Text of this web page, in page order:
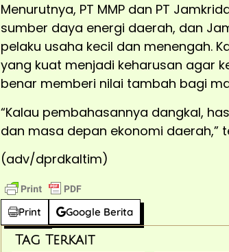
Menurutnya, PT MMP dan PT
sumber daya energi daerah, dan
pelaku usaha kecil dan menengah.
yang kuat menjadi keharusan agar
benar memberi nilai tambah bagi
“Kalau pembahasannya dangkal,
dan masa depan ekonomi daerah,”
(adv/dprdkaltim)
Print Google Berita
Tag Terkait